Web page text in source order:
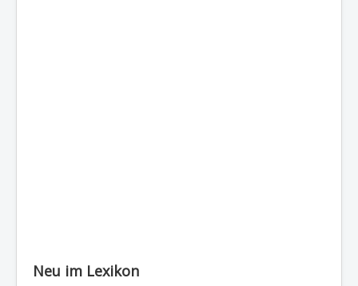
Neu im Lexikon